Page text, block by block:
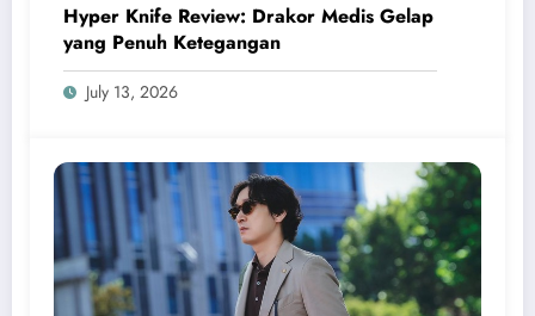
Hyper Knife Review: Drakor Medis Gelap
yang Penuh Ketegangan
July 13, 2026